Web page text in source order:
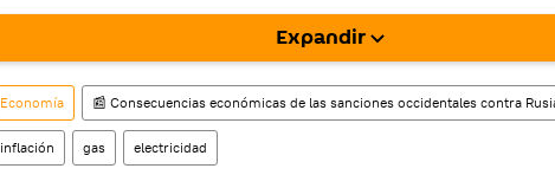
este enlace puedes descargarla e instalarla en tu
También tenemos una cuenta en la red social rusa VK .
Expandir
Economía 📰 Consecuencias económicas de las sanciones occidentales contra
inflación gas electricidad